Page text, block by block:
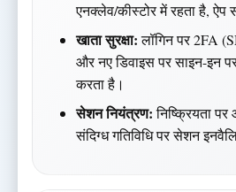
एनक्लेव/कीस्टोर में रहता है, ऐप
खाता सुरक्षा:लॉगिन पर 2FA
और नए डिवाइस पर साइन-इन
करता है।
सेशन नियंत्रण:निष्क्रियता
संदिग्ध गतिविधि पर सेशन